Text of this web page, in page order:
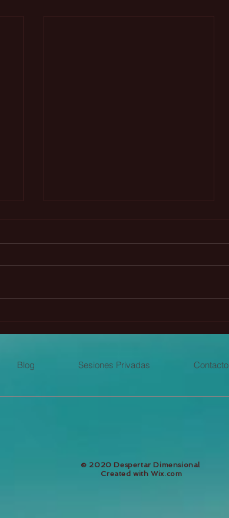
Blog Sesiones Privadas Contacto
​© 2020 Despertar Dimensional
Created withWix.com